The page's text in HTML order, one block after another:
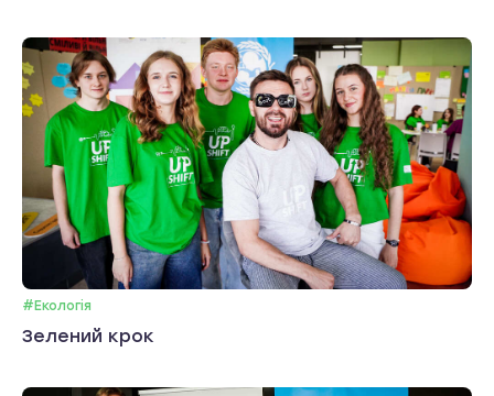
#Екологія
Зелений крок